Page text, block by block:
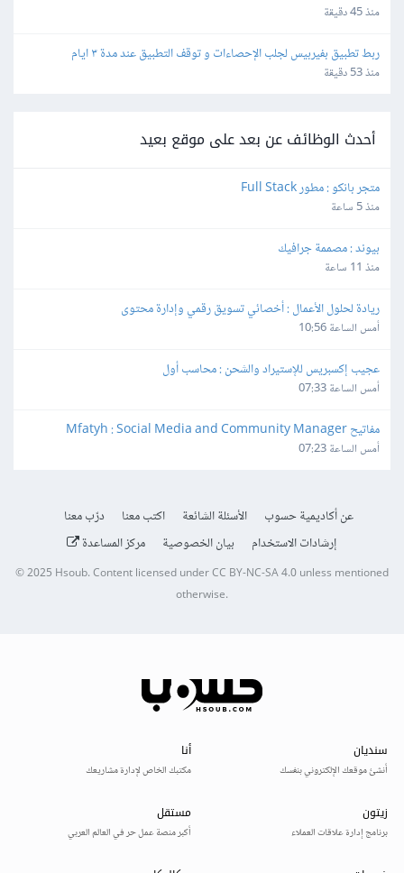
منذ 45 دقيقة
ربط تطبيق بفيربيس لجلب الإحصاءات و توقف التطبيق عند مدة ٣ ايام
منذ 53 دقيقة
أحدث الوظائف عن بعد على موقع بعيد
متجر بانكو : مطور Full Stack
منذ 5 ساعة
بيوند : مصممة جرافيك
منذ 11 ساعة
ريادة لحلول الأعمال : أخصائي تسويق رقمي وإدارة محتوى
أمس الساعة 10:56
عجيب إكسبريس للإستيراد والشحن : محاسب أول
أمس الساعة 07:33
مفاتيح Mfatyh : Social Media and Community Manager
أمس الساعة 07:23
عن أكاديمية حسوب الأسئلة الشائعة اكتب معنا
درّب معنا
إرشادات الاستخدام
بيان الخصوصية مركز المساعدة
© 2025 Hsoub.Content licensed underCC BY-NC-SA 4.0unless mentioned
otherwise.